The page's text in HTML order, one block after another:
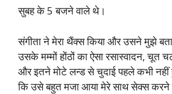
सुबह के 5 बजने वाले थे।
संगीता ने मेरा थैंक्स किया और उसने मुझे
उसके मम्मों होंठों का ऐसा रसास्वादन, चूत
और इतने मोटे लन्ड से चुदाई पहले कभी नहीं
कि उसे बहुत मजा आया मेरे साथ सेक्स करने